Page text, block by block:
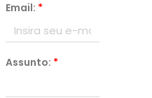
Email: *
Assunto: *